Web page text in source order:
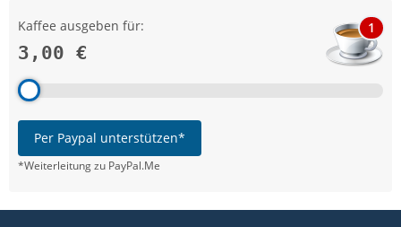
Kaffee ausgeben für:
3,00 €
1
Per Paypal unterstützen*
*Weiterleitung zu PayPal.Me